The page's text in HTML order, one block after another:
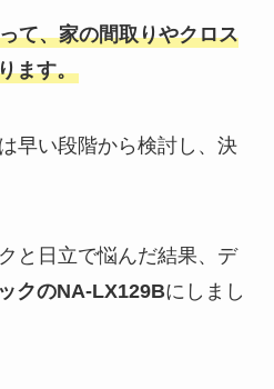
て、家の間取りやクロス
ます。
早い段階から検討し、決
と日立で悩んだ結果、デ
クのNA-LX129Bにしまし